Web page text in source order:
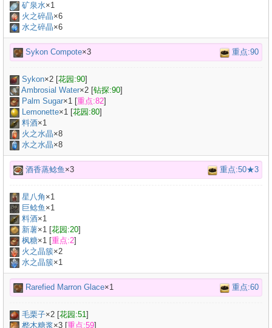
矿泉水×1
火之碎晶×6
水之碎晶×6
Sykon Compote×3 重点:90
Sykon×2 [花园:90]
Ambrosial Water×2 [钻探:90]
Palm Sugar×1 [重点:82]
Lemonette×1 [花园:80]
料酒×1
火之水晶×8
水之水晶×8
酒香蒸鲶鱼 ×3 重点:50★3
星八角 ×1
巨鲶鱼 ×1
料酒×1
新薯×1 [花园:20]
枫糖×1 [重点:2]
火之晶簇×2
水之晶簇×1
Rarefied Marron Glace×1 重点:60
毛栗子×2 [花园:51]
桦木糖浆×3 [重点:59]